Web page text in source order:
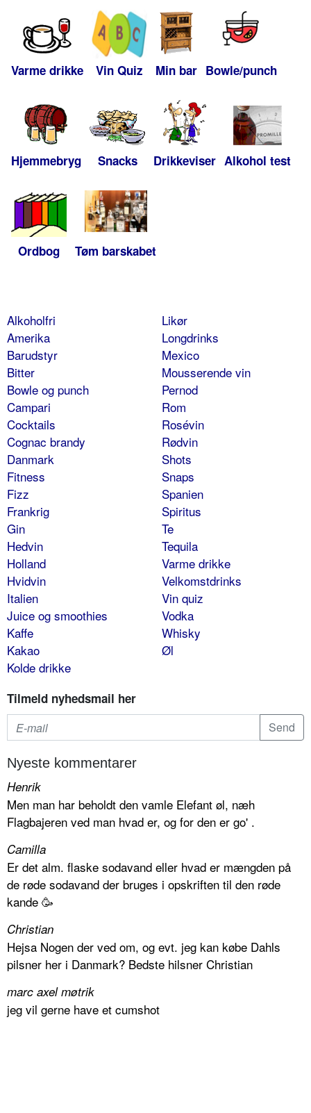
Varme drikke Vin Quiz Min bar Bowle/punch
Hjemmebryg Snacks Drikkeviser Alkohol test
Ordbog Tøm barskabet
Alkoholfri
Amerika
Barudstyr
Bitter
Bowle og punch
Campari
Cocktails
Cognac brandy
Danmark
Fitness
Fizz
Frankrig
Gin
Hedvin
Holland
Hvidvin
Italien
Juice og smoothies
Kaffe
Kakao
Kolde drikke
Likør
Longdrinks
Mexico
Mousserende vin
Pernod
Rom
Rosévin
Rødvin
Shots
Snaps
Spanien
Spiritus
Te
Tequila
Varme drikke
Velkomstdrinks
Vin quiz
Vodka
Whisky
Øl
Tilmeld nyhedsmail her
Nyeste kommentarer
Henrik
Men man har beholdt den vamle Elefant øl, næh
Flagbajeren ved man hvad er, og for den er go' .
Camilla
Er det alm. flaske sodavand eller hvad er mængden på
de røde sodavand der bruges i opskriften til den røde
kande 🥳
Christian
Hejsa Nogen der ved om, og evt. jeg kan købe Dahls
pilsner her i Danmark? Bedste hilsner Christian
marc axel møtrik
jeg vil gerne have et cumshot